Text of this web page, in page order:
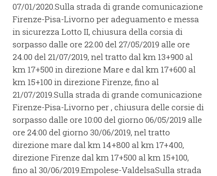
07/01/2020.Sulla strada di grande comunicazione
Firenze-Pisa-Livorno per adeguamento e messa
in sicurezza Lotto II, chiusura della corsia di
sorpasso dalle ore 22.00 del 27/05/2019 alle ore
24.00 del 21/07/2019, nel tratto dal km 13+900 al
km 17+500 in direzione Mare e dal km 17+600 al
km 15+100 in direzione Firenze, fino al
21/07/2019.Sulla strada di grande comunicazione
Firenze-Pisa-Livorno per , chiusura delle corsie di
sorpasso dalle ore 10:00 del giorno 06/05/2019 alle
ore 24:00 del giorno 30/06/2019, nel tratto
direzione mare dal km 14+800 al km 17+400,
direzione Firenze dal km 17+500 al km 15+100,
fino al 30/06/2019.Empolese-ValdelsaSulla strada